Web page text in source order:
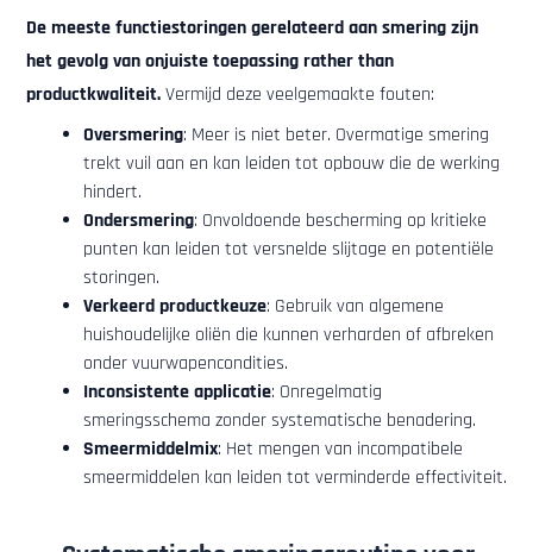
De meeste functiestoringen gerelateerd aan smering zijn
het gevolg van onjuiste toepassing rather than
productkwaliteit.Vermijd deze veelgemaakte fouten:
Oversmering: Meer is niet beter. Overmatige smering
trekt vuil aan en kan leiden tot opbouw die de werking
hindert.
Ondersmering: Onvoldoende bescherming op kritieke
punten kan leiden tot versnelde slijtage en potentiële
storingen.
Verkeerd productkeuze: Gebruik van algemene
huishoudelijke oliën die kunnen verharden of afbreken
onder vuurwapencondities.
Inconsistente applicatie: Onregelmatig
smeringsschema zonder systematische benadering.
Smeermiddelmix: Het mengen van incompatibele
smeermiddelen kan leiden tot verminderde effectiviteit.